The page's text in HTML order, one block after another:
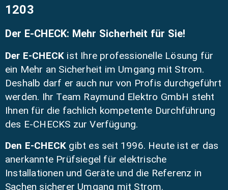
1203
Der E-CHECK: Mehr Sicherheit für Sie!
Der E-CHECK ist Ihre professionelle Lösung für
ein Mehr an Sicherheit im Umgang mit Strom.
Deshalb darf er auch nur von Profis durchgeführt
werden. Ihr Team Raymund Elektro GmbH steht
Ihnen für die fachlich kompetente Durchführung
des E-CHECKS zur Verfügung.
Den E-CHECK gibt es seit 1996. Heute ist er das
anerkannte Prüfsiegel für elektrische
Installationen und Geräte und die Referenz in
Sachen sicherer Umgang mit Strom.